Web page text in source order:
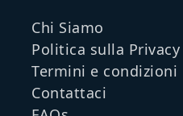
Chi Siamo
Politica sulla
Termini e condizioni
Contattaci